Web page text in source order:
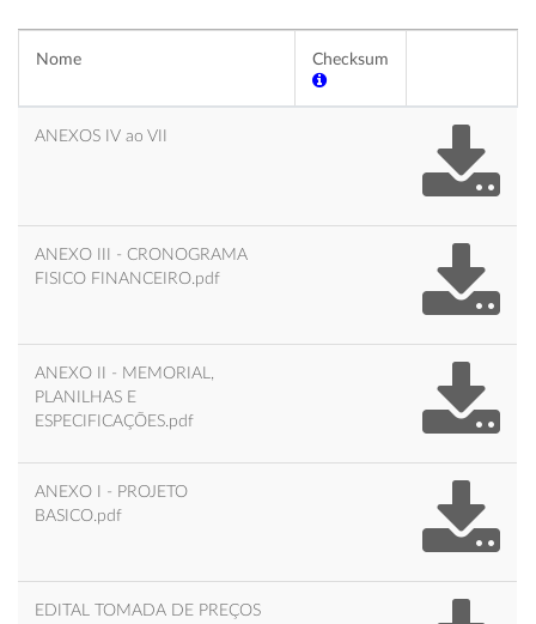
Nome Checksum
ANEXOS IV ao VII
ANEXO III - CRONOGRAMA
FISICO FINANCEIRO.pdf
ANEXO II - MEMORIAL,
PLANILHAS E
ESPECIFICAÇÕES.pdf
ANEXO I - PROJETO
BASICO.pdf
EDITAL TOMADA DE PREÇOS